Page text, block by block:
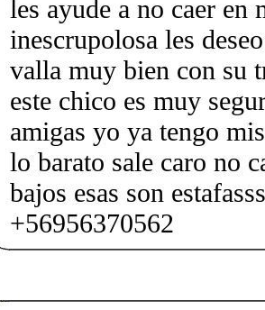
les ayude a no caer en
inescrupolosa les
valla muy bien con su
este chico es muy
amigas yo ya tengo
lo barato sale caro no
bajos esas son
+56956370562